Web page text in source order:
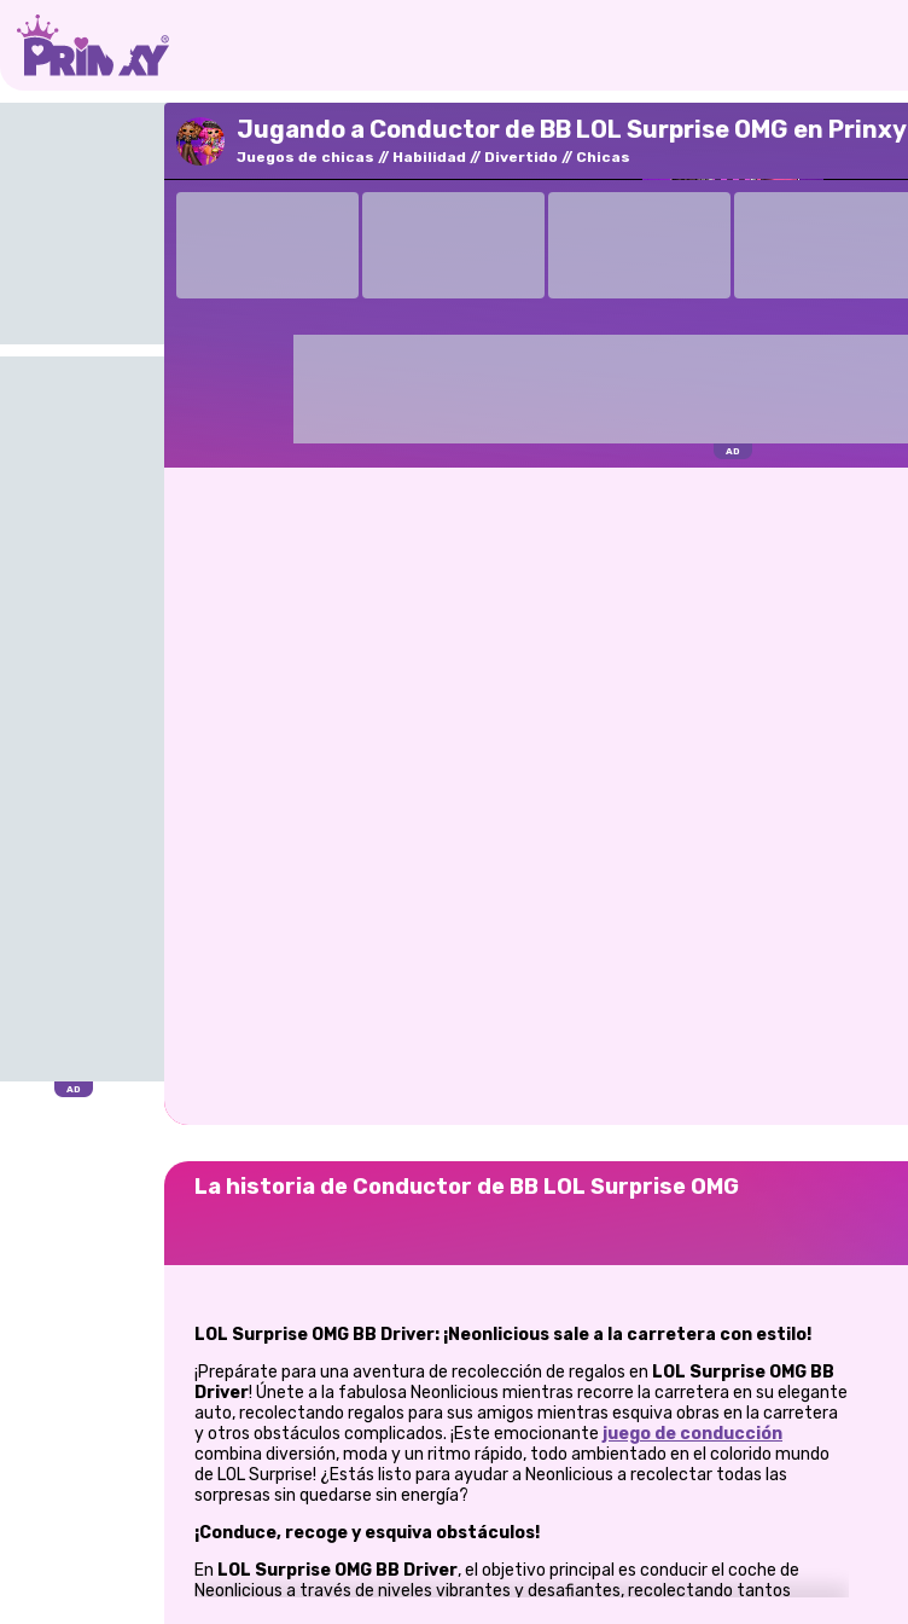
Jugando a Conductor de BB LOL Surprise OMG en Prinxy
Juegos de chicas Habilidad Divertido Chicas
La historia de Conductor de BB LOL Surprise OMG
LOL Surprise OMG BB Driver: ¡Neonlicious sale a la carretera con estilo!
¡Prepárate para una aventura de recolección de regalos en LOL Surprise OMG BB
Driver! Únete a la fabulosa Neonlicious mientras recorre la carretera en su elegante
auto, recolectando regalos para sus amigos mientras esquiva obras en la carretera
y otros obstáculos complicados. ¡Este emocionante juego de conducción
combina diversión, moda y un ritmo rápido, todo ambientado en el colorido mundo
de LOL Surprise! ¿Estás listo para ayudar a Neonlicious a recolectar todas las
sorpresas sin quedarse sin energía?
¡Conduce, recoge y esquiva obstáculos!
En LOL Surprise OMG BB Driver, el objetivo principal es conducir el coche de
Neonlicious a través de niveles vibrantes y desafiantes, recolectando tantos